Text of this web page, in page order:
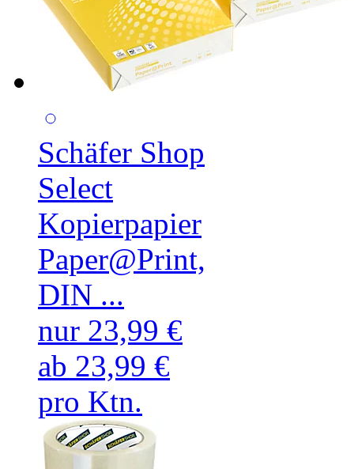
Schäfer Shop
Select
Kopierpapier
Paper@Print,
DIN ...
nur 23,99 €
ab 23,99 €
pro Ktn.